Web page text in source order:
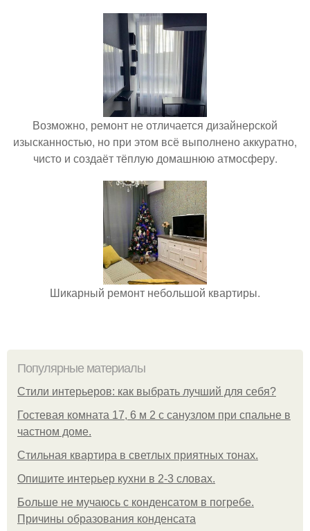
Возможно, ремонт не отличается дизайнерской
изысканностью, но при этом всё выполнено аккуратно,
чисто и создаёт тёплую домашнюю атмосферу.
Шикарный ремонт небольшой квартиры.
Популярные материалы
Стили интерьеров: как выбрать лучший для себя?
Гостевая комната 17, 6 м 2 с санузлом при спальне в
частном доме.
Стильная квартира в светлых приятных тонах.
Опишите интерьер кухни в 2-3 словах.
Больше не мучаюсь с конденсатом в погребе.
Причины образования конденсата